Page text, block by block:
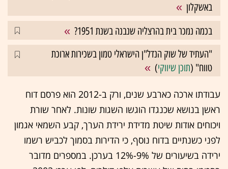
באשקלון
בכמה נמכר בית בהרצליה שנבנה בשנת 1951?
"העתיד של שוק הנדל"ן הישראלי טמון בשכירות ארוכת
טווח" (תוכן שיווקי)
עבודתו ארכה כארבע שנים, ורק ב-2012 הוא פרסם דוח
ראשן בנושא שכנגדו הוגשו השגות שונות. לאחר שורת
ויכוחים אודות שיטת מדידת ירידת הערך, קבע השמאי אגמון
לפני כשנתיים בדוח נוסף, כי הדירות בסמוך לכביש רשמו
ירידה בשיעורים של 9%-12% בערכן. במספרים מדובר